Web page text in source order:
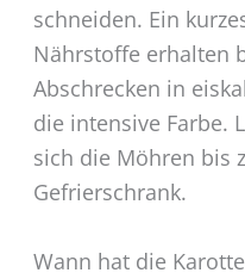
schneiden. Ein
Nährstoffe erhalten
Abschrecken in
die intensive Farbe.
sich die Möhren bis
Gefrierschrank.
Wann hat die